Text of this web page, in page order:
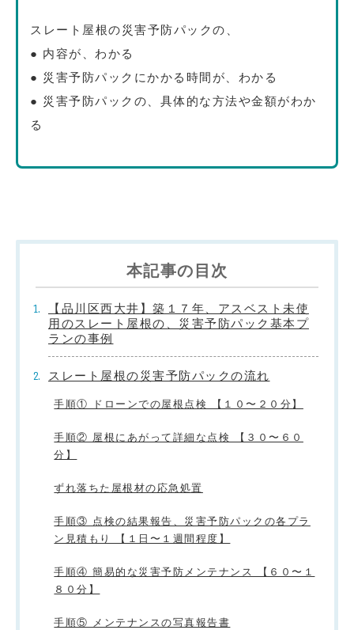
スレート屋根の災害予防パックの、
● 内容が、わかる
● 災害予防パックにかかる時間が、わかる
● 災害予防パックの、具体的な方法や金額がわか
る
本記事の目次
【品川区西大井】築１７年、アスベスト未使
用のスレート屋根の、災害予防パック基本プ
ランの事例
スレート屋根の災害予防パックの流れ
手順① ドローンでの屋根点検 【１０〜２０分】
手順② 屋根にあがって詳細な点検 【３０〜６０
分】
ずれ落ちた屋根材の応急処置
手順③ 点検の結果報告、災害予防パックの各プラ
ン見積もり 【１日〜１週間程度】
手順④ 簡易的な災害予防メンテナンス 【６０〜１
８０分】
手順⑤ メンテナンスの写真報告書